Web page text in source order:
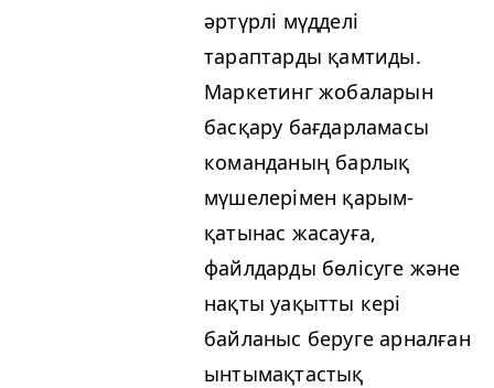
әртүрлі мүдделі
тараптарды қамтиды.
Маркетинг жобаларын
басқару бағдарламасы
команданың барлық
мүшелерімен қарым-
қатынас жасауға,
файлдарды бөлісуге және
нақты уақытты кері
байланыс беруге арналған
ынтымақтастық